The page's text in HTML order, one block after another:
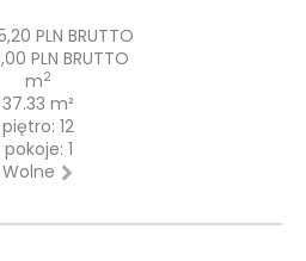
PLN BRUTTO
PLN BRUTTO
m2
37.33 m²
piętro: 12
pokoje: 1
Wolne